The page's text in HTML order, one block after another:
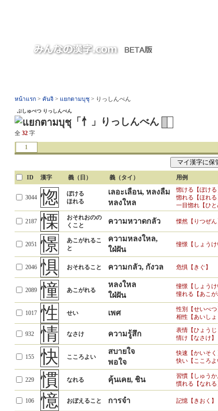
หน้าแรก > คันจิ > แยกตามบุชุ > りっしんべん
ぶしゅべつ りっしんべん
「忄」りっしんべん
全 32 字
1
ID 漢字 義（日） 義（タイ） 用例
3044 惚
ぼける
ほれる
เลอะเลือน, หลงลืม
หลงใหล
惚ける【ぼけ
惚れる【ほれ
一目惚れ【ひ
2187 慄
おそれおのの
くこと
ความหวาดกลัว 慄然【りつぜ
2051 憬
あこがれるこ
と
ความหลงใหล,
ใฝ่ฝัน
憧憬【しょう
2046 惧 おそれること ความกลัว, กังวล 危惧【きぐ】
2089 憧 あこがれる
หลงใหล
ใฝ่ฝัน
憧憬【しょう
憧れる【あこ
1017 性 せい เพศ
性別【せいべ
相性【あいし
932 情 なさけ ความรู้สึก
表情【ひょう
情け【なさけ】
155 快 こころよい
สบายใจ
พอใจ
快速【かいそ
快い【こころ
229 慣 なれる คุ้นเคย, ชิน
習慣【しゅう
慣れる【なれ
106 憶 おぼえること การจำ 記憶【きおく】